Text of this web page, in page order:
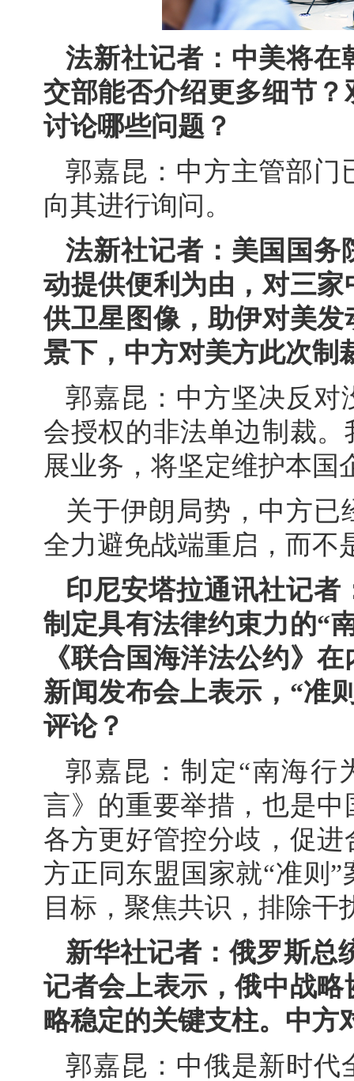
法新社记者：中美将在
交部能否介绍更多细节
讨论哪些问题？
郭嘉昆：中方主管部门
向其进行询问。
法新社记者：美国国务
动提供便利为由，对三
供卫星图像，助伊对美
景下，中方对美方此次制
郭嘉昆：中方坚决反对
会授权的非法单边制裁
展业务，将坚定维护本国
关于伊朗局势，中方
全力避免战端重启，而不
印尼安塔拉通讯社记
制定具有法律约束力的“
《联合国海洋法公约》
新闻发布会上表示，“准
评论？
郭嘉昆：制定“南海行
言》的重要举措，也是
各方更好管控分歧，促
方正同东盟国家就“准则
目标，聚焦共识，排除干
新华社记者：俄罗斯总
记者会上表示，俄中战
略稳定的关键支柱。中方
郭嘉昆：中俄是新时代